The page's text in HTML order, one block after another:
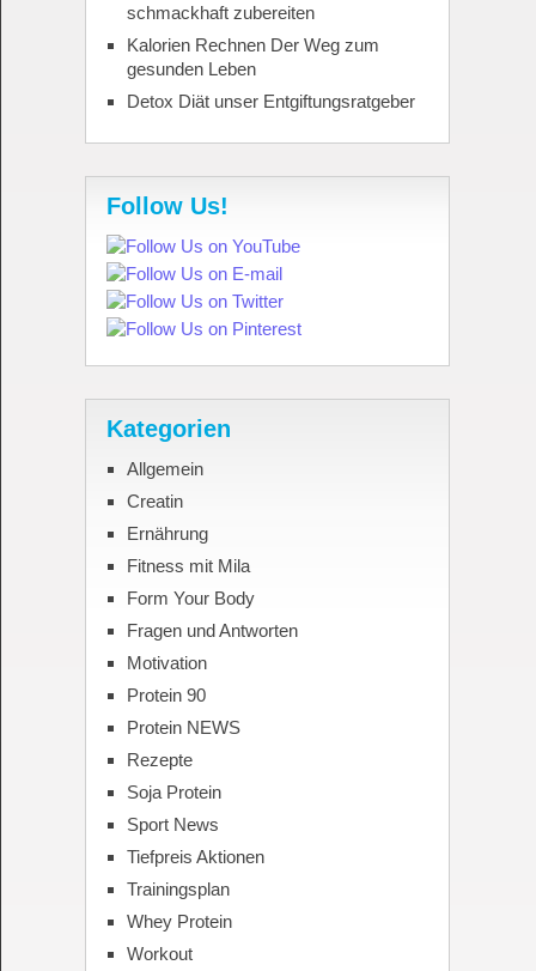
schmackhaft zubereiten
Kalorien Rechnen Der Weg zum
gesunden Leben
Detox Diät unser Entgiftungsratgeber
Follow Us!
Kategorien
Allgemein
Creatin
Ernährung
Fitness mit Mila
Form Your Body
Fragen und Antworten
Motivation
Protein 90
Protein NEWS
Rezepte
Soja Protein
Sport News
Tiefpreis Aktionen
Trainingsplan
Whey Protein
Workout